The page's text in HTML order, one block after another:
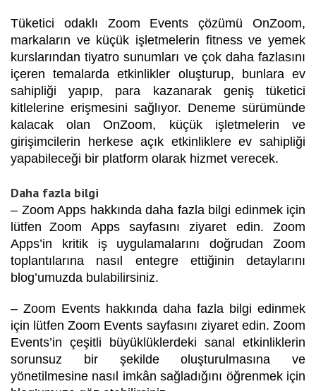
Tüketici odaklı Zoom Events çözümü OnZoom,
markaların ve küçük işletmelerin fitness ve yemek
kurslarından tiyatro sunumları ve çok daha fazlasını
içeren temalarda etkinlikler oluşturup, bunlara ev
sahipliği yapıp, para kazanarak geniş tüketici
kitlelerine erişmesini sağlıyor. Deneme sürümünde
kalacak olan OnZoom, küçük işletmelerin ve
girişimcilerin herkese açık etkinliklere ev sahipliği
yapabileceği bir platform olarak hizmet verecek.
Daha fazla bilgi
– Zoom Apps hakkında daha fazla bilgi edinmek için
lütfen
Zoom Appssayfasını ziyaret edin. Zoom
Apps’in kritik iş uygulamalarını doğrudan Zoom
toplantılarına nasıl entegre ettiğinin detaylarını
blog’umuzda bulabilirsiniz.
– Zoom Events hakkında daha fazla bilgi edinmek
için lütfenZoom Events sayfasını ziyaret edin. Zoom
Events’in çeşitli büyüklüklerdeki sanal etkinliklerin
sorunsuz bir şekilde oluşturulmasına ve
yönetilmesine nasıl imkân sağladığını öğrenmek için